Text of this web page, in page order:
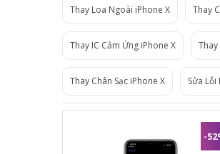
Thay Loa Ngoài iPhone X Thay
Thay IC Cảm Ứng iPhone X Thay
Thay Chân Sạc iPhone X Sửa Lỗi
-